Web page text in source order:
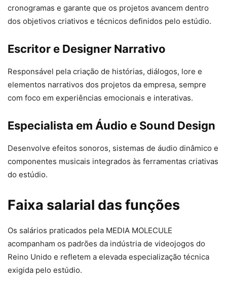
cronogramas e garante que os projetos avancem dentro
dos objetivos criativos e técnicos definidos pelo estúdio.
Escritor e Designer Narrativo
Responsável pela criação de histórias, diálogos, lore e
elementos narrativos dos projetos da empresa, sempre
com foco em experiências emocionais e interativas.
Especialista em Áudio e Sound Design
Desenvolve efeitos sonoros, sistemas de áudio dinâmico e
componentes musicais integrados às ferramentas criativas
do estúdio.
Faixa salarial das funções
Os salários praticados pela MEDIA MOLECULE
acompanham os padrões da indústria de videojogos do
Reino Unido e refletem a elevada especialização técnica
exigida pelo estúdio.